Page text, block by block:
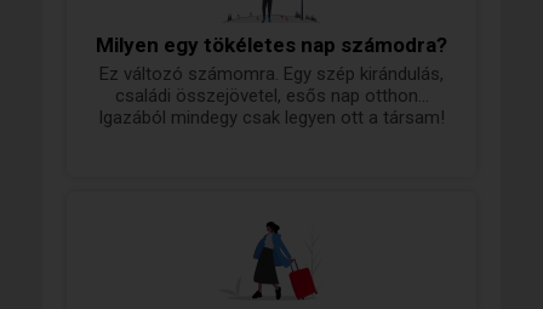
Milyen egy tökéletes nap számodra?
Ez változó számomra. Egy szép kirándulás,
családi összejövetel, esős nap otthon...
Igazából mindegy csak legyen ott a társam!